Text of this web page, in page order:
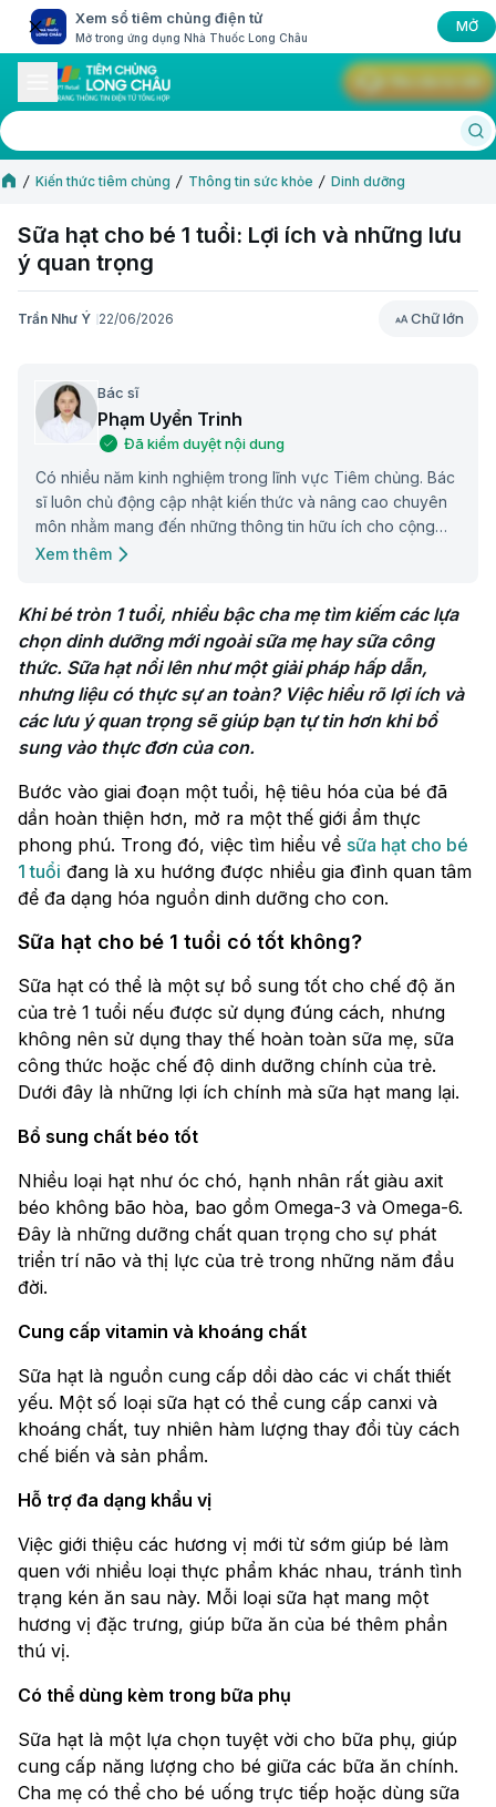
Xem sổ tiêm chủng điện tử
Mở trong ứng dụng Nhà Thuốc Long Châu
MỞ
Kiến thức tiêm chủng Thông tin sức khỏe Dinh dưỡng
Sữa hạt cho bé 1 tuổi: Lợi ích và những lưu
ý quan trọng
Trần Như Ý 22/06/2026 Chữ lớn
Bác sĩ
Phạm Uyển Trinh
Đã kiểm duyệt nội dung
Có nhiều năm kinh nghiệm trong lĩnh vực Tiêm chủng. Bác
sĩ luôn chủ động cập nhật kiến thức và nâng cao chuyên
môn nhằm mang đến những thông tin hữu ích cho cộng
đồng.
Xem thêm
Khi bé tròn 1 tuổi, nhiều bậc cha mẹ tìm kiếm các lựa
chọn dinh dưỡng mới ngoài sữa mẹ hay sữa công
thức. Sữa hạt nổi lên như một giải pháp hấp dẫn,
nhưng liệu có thực sự an toàn? Việc hiểu rõ lợi ích và
các lưu ý quan trọng sẽ giúp bạn tự tin hơn khi bổ
Bước vào giai đoạn một tuổi, hệ tiêu hóa của bé đã
dần hoàn thiện hơn, mở ra một thế giới ẩm thực
phong phú. Trong đó, việc tìm hiểu về sữa hạt cho bé
1 tuổi đang là xu hướng được nhiều gia đình quan tâm
để đa dạng hóa nguồn dinh dưỡng cho con.
Sữa hạt cho bé 1 tuổi có tốt không?
Sữa hạt có thể là một sự bổ sung tốt cho chế độ ăn
của trẻ 1 tuổi nếu được sử dụng đúng cách, nhưng
không nên sử dụng thay thế hoàn toàn sữa mẹ, sữa
công thức hoặc chế độ dinh dưỡng chính của trẻ.
Dưới đây là những lợi ích chính mà sữa hạt mang lại.
Bổ sung chất béo tốt
Nhiều loại hạt như óc chó, hạnh nhân rất giàu axit
béo không bão hòa, bao gồm Omega-3 và Omega-6.
Đây là những dưỡng chất quan trọng cho sự phát
triển trí não và thị lực của trẻ trong những năm đầu
đời.
Cung cấp vitamin và khoáng chất
Sữa hạt là nguồn cung cấp dồi dào các vi chất thiết
yếu. Một số loại sữa hạt có thể cung cấp canxi và
khoáng chất, tuy nhiên hàm lượng thay đổi tùy cách
chế biến và sản phẩm.
Hỗ trợ đa dạng khẩu vị
Việc giới thiệu các hương vị mới từ sớm giúp bé làm
quen với nhiều loại thực phẩm khác nhau, tránh tình
trạng kén ăn sau này. Mỗi loại sữa hạt mang một
hương vị đặc trưng, giúp bữa ăn của bé thêm phần
thú vị.
Có thể dùng kèm trong bữa phụ
Sữa hạt là một lựa chọn tuyệt vời cho bữa phụ, giúp
cung cấp năng lượng cho bé giữa các bữa ăn chính.
Cha mẹ có thể cho bé uống trực tiếp hoặc dùng sữa